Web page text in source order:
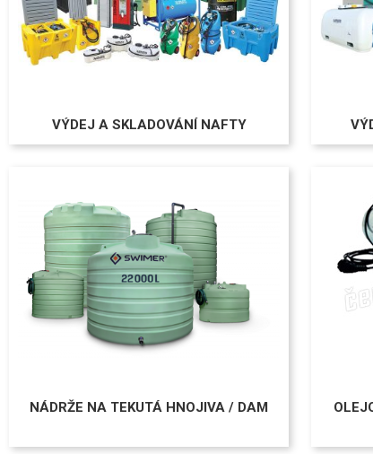
VÝDEJ A SKLADOVÁNÍ NAFTY
NÁDRŽE NA TEKUTÁ HNOJIVA / DAM